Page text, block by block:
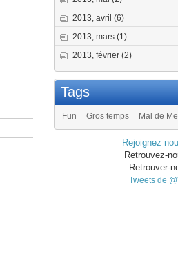
2013, avril (6)
2013, mars (1)
2013, février (2)
Tags
Fun Gros temps Mal de
Rejoignez
Retrouvez-
Retrouver-
Tweets de